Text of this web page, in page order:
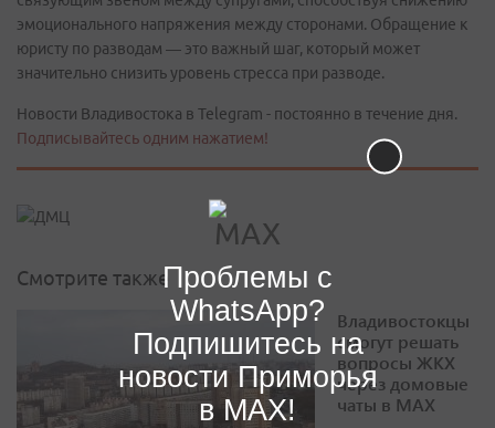
эмоционального напряжения между сторонами. Обращение к
юристу по разводам — это важный шаг, который может
значительно снизить уровень стресса при разводе.
Новости Владивостока в Telegram - постоянно в течение дня.
Подписывайтесь одним нажатием!
Смотрите также
Владивостокцы
смогут решать
вопросы ЖКХ
через домовые
чаты в МАХ
Проблемы с
WhatsApp?
Подпишитесь на
новости Приморья
в MAX!